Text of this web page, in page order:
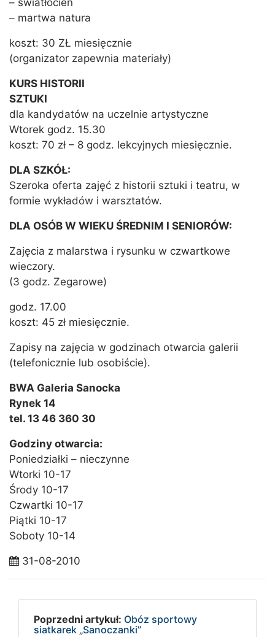
– światłocień
– martwa natura
koszt: 30 ZŁ miesięcznie
(organizator zapewnia materiały)
KURS HISTORII
SZTUKI
dla kandydatów na uczelnie artystyczne
Wtorek godz. 15.30
koszt: 70 zł – 8 godz. lekcyjnych miesięcznie.
DLA SZKÓŁ:
Szeroka oferta zajęć z historii sztuki i teatru, w
formie wykładów i warsztatów.
DLA OSÓB W WIEKU ŚREDNIM I SENIORÓW:
Zajęcia z malarstwa i rysunku w czwartkowe
wieczory.
(3 godz. Zegarowe)
godz. 17.00
koszt: 45 zł miesięcznie.
Zapisy na zajęcia w godzinach otwarcia galerii
(telefonicznie lub osobiście).
BWA Galeria Sanocka
Rynek 14
tel. 13 46 360 30
Godziny otwarcia:
Poniedziałki – nieczynne
Wtorki 10-17
Środy 10-17
Czwartki 10-17
Piątki 10-17
Soboty 10-14
31-08-2010
Poprzedni artykuł: Obóz sportowy
siatkarek „Sanoczanki”